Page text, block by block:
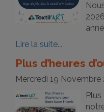
Lire la suite...
Plus d’heures
Mercredi 19 Novembre